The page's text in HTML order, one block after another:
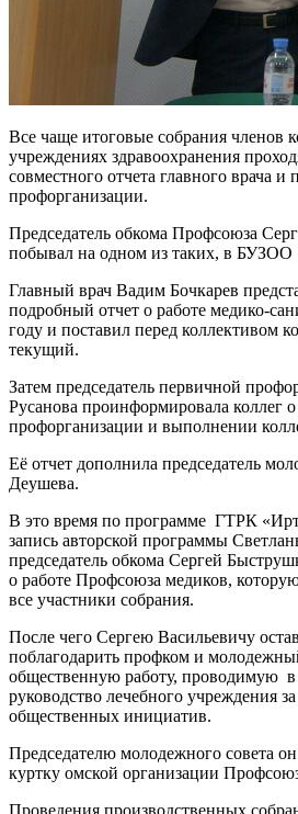
Все чаще итоговые собрания членов
учреждениях здравоохранения
совместного отчета главного врача и
профорганизации.
Председатель обкома Профсоюза
побывал на одном из таких, в
Главный врач Вадим Бочкарев
подробный отчет о работе медико-
году и поставил перед коллективом
текущий.
Затем председатель первичной
Русанова проинформировала коллег о
профорганизации и выполнении
Её отчет дополнила председатель
Деушева.
В это время по программе ГТРК
запись авторской программы
председатель обкома Сергей
о работе Профсоюза медиков,
все участники собрания.
После чего Сергею Васильевичу
поблагодарить профком и
общественную работу, проводимую в
руководство лечебного учреждения
общественных инициатив.
Председателю молодежного совета
куртку омской организации